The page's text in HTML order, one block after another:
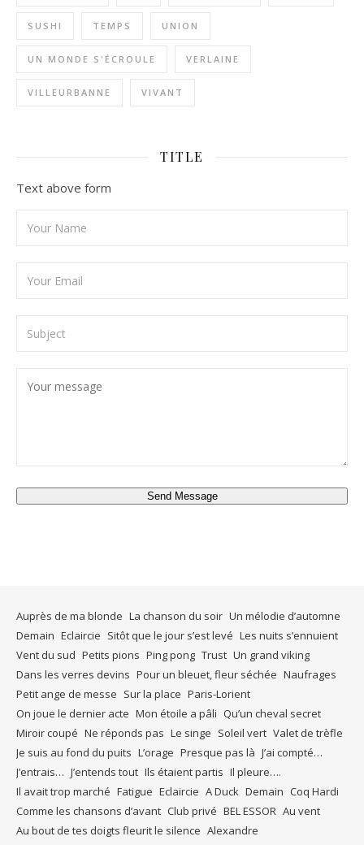
SUSHI TEMPS UNION
UN MONDE S'ÉCROULE VERLAINE
VILLEURBANNE VIVANT
TITLE
Text above form
Send Message
Auprès de ma blonde La chanson du soir Un mélodie d’automne
Demain Eclaircie Sitôt que le jour s’est levé Les nuits s’ennuient
Vent du sud Petits pions Ping pong Trust Un grand viking
Dans les verres devins Pour un bleuet, fleur séchée Naufrages
Petit ange de messe Sur la place Paris-Lorient
On joue le dernier acte Mon étoile a pâli Qu’un cheval secret
Miroir coupé Ne réponds pas Le singe Soleil vert Valet de trèfle
Je suis au fond du puits L’orage Presque pas là J’ai compté…
J’entrais… J’entends tout Ils étaient partis Il pleure….
Il avait trop marché Fatigue Eclaircie A Duck Demain Coq Hardi
Comme les chansons d’avant Club privé BEL ESSOR Au vent
Au bout de tes doigts fleurit le silence Alexandre